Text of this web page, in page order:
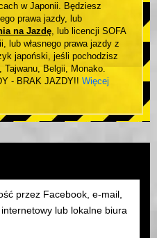
w Japonii. Będziesz
prawa jazdy, lub
na Jazdę, lub licencji SOFA
lub własnego prawa jazdy z
japoński, jeśli pochodzisz
Belgii, Monako.
- BRAK JAZDY!! Więcej
przez Facebook, e-mail,
lub lokalne biura